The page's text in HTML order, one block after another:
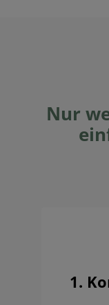
Nur
1.